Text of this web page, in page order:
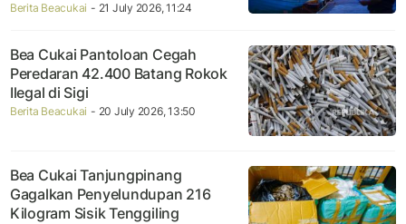
Berita Beacukai - 21 July 2026, 11:24
Bea Cukai Pantoloan Cegah
Peredaran 42.400 Batang Rokok
Ilegal di Sigi
Berita Beacukai - 20 July 2026, 13:50
Bea Cukai Tanjungpinang
Gagalkan Penyelundupan 216
Kilogram Sisik Tenggiling